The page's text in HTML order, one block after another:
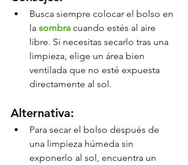
Busca siempre colocar el bolso en
la sombra cuando estés al aire
libre. Si necesitas secarlo tras una
limpieza, elige un área bien
ventilada que no esté expuesta
directamente al sol.
Alternativa:
Para secar el bolso después de
una limpieza húmeda sin
exponerlo al sol, encuentra un